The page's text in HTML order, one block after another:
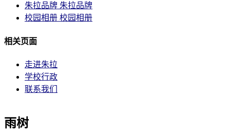
朱拉品牌 朱拉品牌
校园相册 校园相册
相关页面
走进朱拉
学校行政
联系我们
雨树